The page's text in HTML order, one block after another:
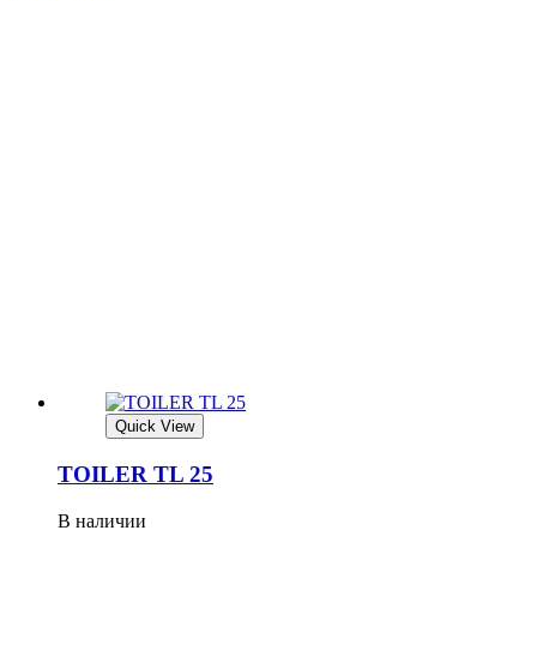
Quick View
TOILER TL 25
В наличии